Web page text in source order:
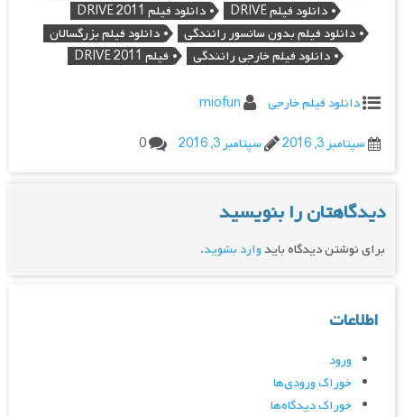
دانلود فیلم DRIVE
دانلود فیلم DRIVE 2011
دانلود فیلم بدون سانسور رانندگی
دانلود فیلم بزرگسالان
دانلود فیلم خارجی رانندگی
فیلم DRIVE 2011
دانلود فیلم خارجی
miofun
سپتامبر 3, 2016
سپتامبر 3, 2016 0
دیدگاهتان را بنویسید
برای نوشتن دیدگاه بایدوارد بشوید.
اطلاعات
ورود
خوراک ورودی‌ها
خوراک دیدگاه‌ها